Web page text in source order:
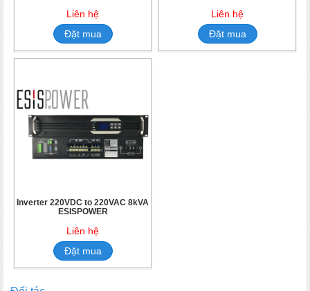
Liên hệ
Đặt mua
Liên hệ
Đặt mua
Inverter 220VDC to 220VAC 8kVA
ESISPOWER
Liên hệ
Đặt mua